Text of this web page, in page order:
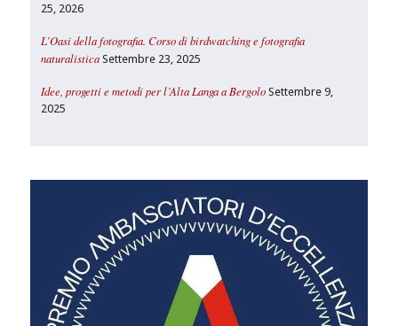
25, 2026
L’Oasi della fotografia. Corso di birdwatching e fotografia
naturalistica Settembre 23, 2025
Idee, progetti e metodi per l’Alta Langa a Bergolo Settembre 9,
2025